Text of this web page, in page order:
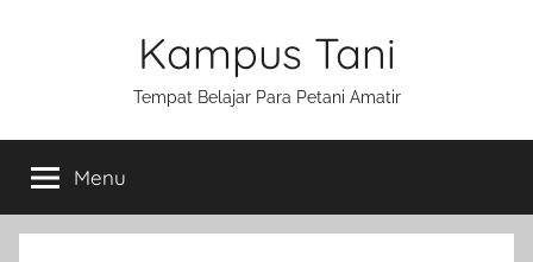
Kampus Tani
Tempat Belajar Para Petani Amatir
Menu